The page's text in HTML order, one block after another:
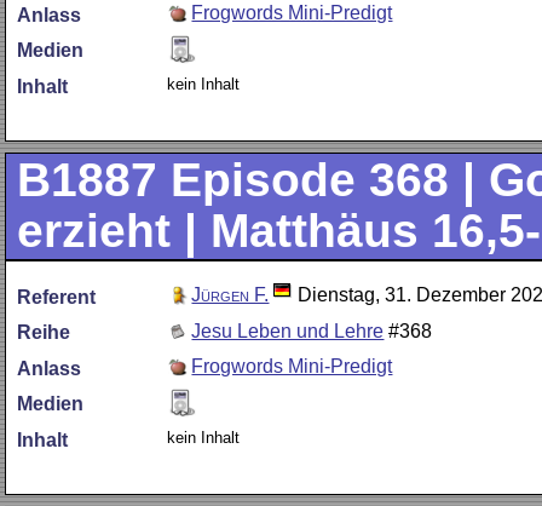
Anlass
Frogwords Mini-Predigt
Medien
Inhalt
kein Inhalt
B1887 Episode 368 |
erzieht | Matthäus
Referent Jürgen F.
Dienstag, 31. Dezember
Reihe
Jesu Leben und Lehre #368
Anlass
Frogwords Mini-Predigt
Medien
Inhalt
kein Inhalt